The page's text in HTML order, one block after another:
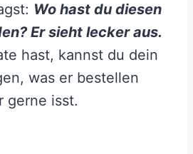
Wo hast du diesen
Er sieht lecker aus.
hast, kannst du dein
was er bestellen
gerne isst.